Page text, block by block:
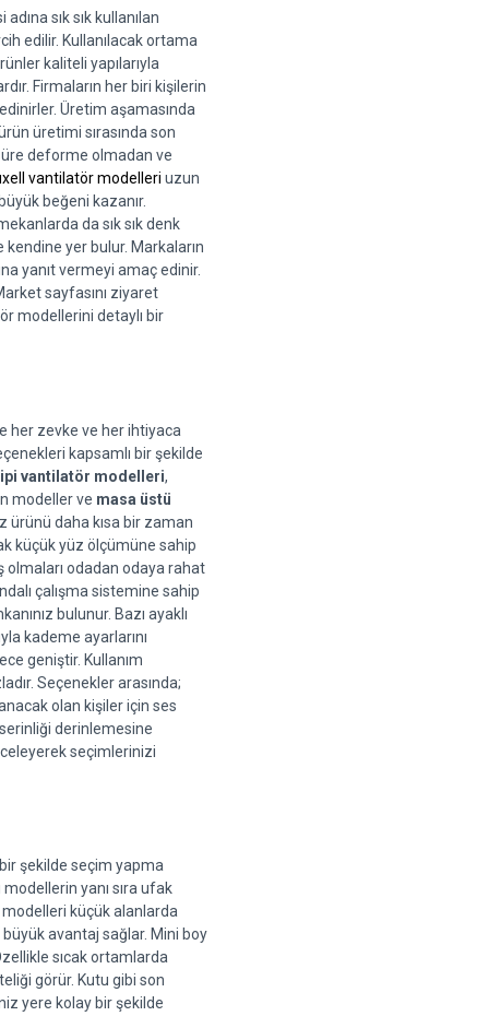
sık sık kullanılan
edilir. Kullanılacak ortama
kaliteli yapılarıyla
Firmaların her biri kişilerin
Üretim aşamasında
üretimi sırasında son
deforme olmadan ve
vantilatör modelleri uzun
beğeni kazanır.
da sık sık denk
yer bulur. Markaların
yanıt vermeyi amaç edinir.
sayfasını ziyaret
modellerini detaylı bir
her zevke ve her ihtiyaca
kapsamlı bir şekilde
vantilatör modelleri
modeller ve masa üstü
ürünü daha kısa bir zaman
küçük yüz ölçümüne sahip
olmaları odadan odaya rahat
çalışma sistemine sahip
bulunur. Bazı ayaklı
kademe ayarlarını
geniştir. Kullanım
Seçenekler arasında;
olan kişiler için ses
derinlemesine
seçimlerinizi
şekilde seçim yapma
yanı sıra ufak
küçük alanlarda
avantaj sağlar. Mini boy
sıcak ortamlarda
görür. Kutu gibi son
yere kolay bir şekilde